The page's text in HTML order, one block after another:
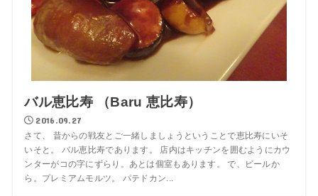
バル恵比寿 （Baru 恵比寿）
2016.09.27
さて、 昔からの戦友とご一緒しましょうということで恵比寿にいそ
いそと。 バル恵比寿であります。 店内はキッチンを囲むようにカウ
ンターがコの字にずらり。あとは個室もあります。 で、ビールか
ら。プレミアムモルツ。 パテドカン...